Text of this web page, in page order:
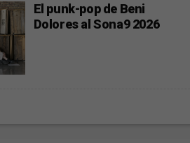
El punk-pop de Beni
Dolores al Sona9 2026